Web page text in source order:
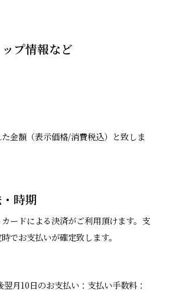
プ情報など
金額（表示価格/消費税込）と致しま
時期
ードによる決済がご利用頂けます。支
でお支払いが確定致します。
翌月10日のお支払い：支払い手数料：